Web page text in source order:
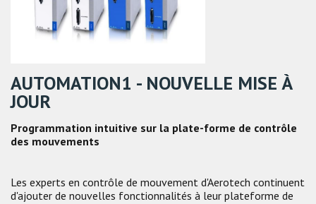
AUTOMATION1 - NOUVELLE MISE À
JOUR
Programmation intuitive sur la plate-forme de contrôle
des mouvements
Les experts en contrôle de mouvement d'Aerotech continuent
d'ajouter de nouvelles fonctionnalités à leur plateforme de